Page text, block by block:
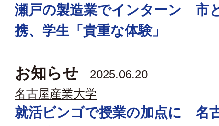
瀬戸の製造業でインターン 市
携、学生「貴重な体験」
お知らせ
2025.06.20
名古屋産業大学
就活ビンゴで授業の加点に